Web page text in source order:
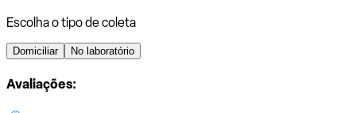
Escolha o tipo de coleta
Domiciliar No laboratório
Avaliações: